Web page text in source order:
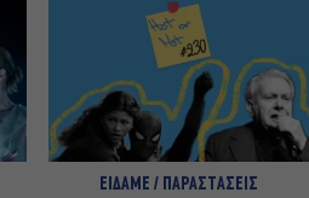
ΕΙΔΑΜΕ / ΠΑΡΑΣΤΑΣΕΙΣ